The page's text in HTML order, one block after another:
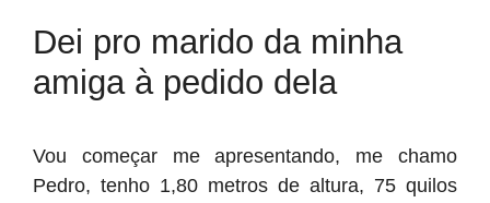
Dei pro marido da minha
amiga à pedido dela
Vou começar me apresentando, me chamo
Pedro, tenho 1,80 metros de altura, 75 quilos